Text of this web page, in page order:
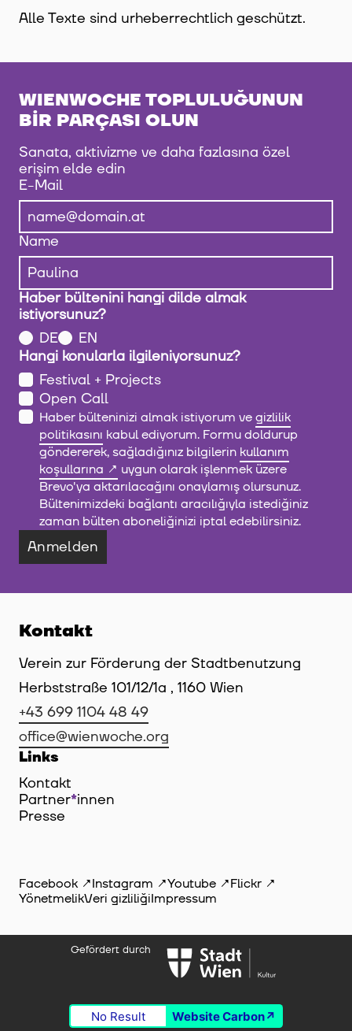
Alle Texte sind urheberrechtlich geschützt.
WIENWOCHE TOPLULUĞUNUN
BIR PARÇASI OLUN
Sanata, aktivizme ve daha fazlasına özel
erişim elde edin
E-Mail
Name
Haber bültenini hangi dilde almak
istiyorsunuz?
DE
EN
Hangi konularla ilgileniyorsunuz?
Festival + Projects
Open Call
Haber bülteninizi almak istiyorum vegizlilik
politikasını kabul ediyorum. Formu doldurup
göndererek, sağladığınız bilgilerin kullanım
koşullarına
uygun olarak işlenmek üzere
Brevo'ya aktarılacağını onaylamış olursunuz.
Bültenimizdeki bağlantı aracılığıyla istediğiniz
zaman bülten aboneliğinizi iptal edebilirsiniz.
Anmelden
Kontakt
Verein zur Förderung der Stadtbenutzung
Herbststraße 101/12/1a , 1160 Wien
+43 699 1104 48 49
office@wienwoche.org
Links
Kontakt
Partner*innen
Presse
Facebook Instagram Youtube
Flickr
YönetmelikVeri gizliliğiImpressum
Gefördert durch
No Result Website Carbon